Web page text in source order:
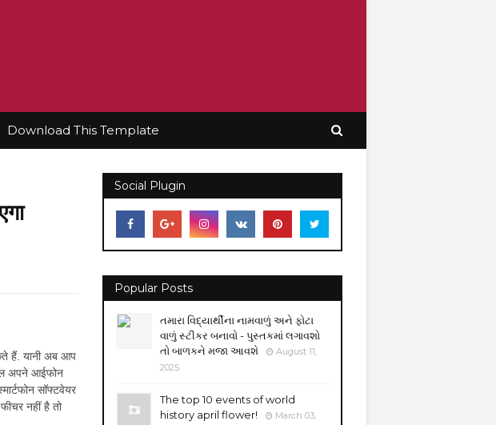
Download This Template
हैं. यानी अब आप
अपने आईफोन
सॉफ्टवेयर
नहीं है तो
Social Plugin
Popular Posts
તમારા વિદ્યાર્થીના નામવાળું અને ફોટા
વાળું સ્ટીકર બનાવો - પુસ્તકમાં લગાવશો
તો બાળકને મજા આવશે
August 11,
2025
The top 10 events of world
history april flower!
March 03,